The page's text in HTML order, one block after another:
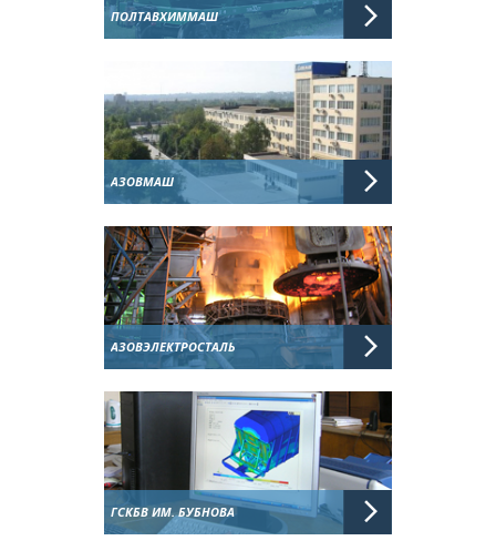
ПОЛТАВХИММАШ
АЗОВМАШ
АЗОВЭЛЕКТРОСТАЛЬ
ГСКБВ ИМ. БУБНОВА